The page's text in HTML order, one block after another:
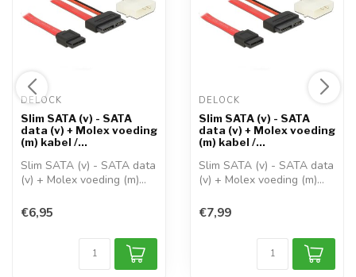
DELOCK
Slim SATA (v) - SATA
data (v) + Molex voeding
(m) kabel /...
Slim SATA (v) - SATA data
(v) + Molex voeding (m)
€6,95
DELOCK
Slim SATA (v) - SATA
data (v) + Molex voeding
(m) kabel /...
Slim SATA (v) - SATA data
(v) + Molex voeding (m)
€7,99